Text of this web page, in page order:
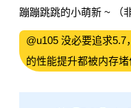
蹦蹦跳跳的小萌新 ~ （
@u105 没必要追求
的性能提升都被内存堵